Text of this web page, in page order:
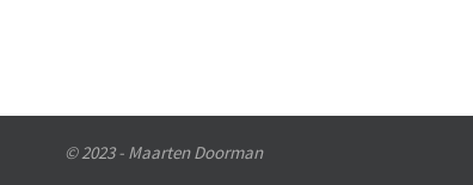
© 2023 - Maarten Doorman